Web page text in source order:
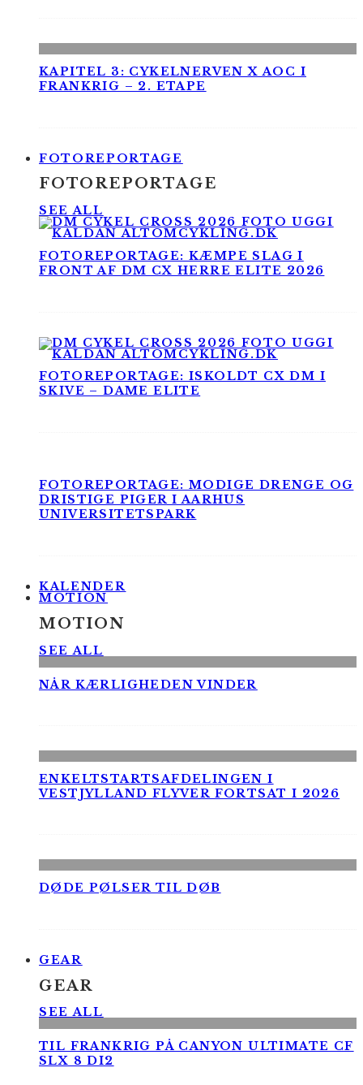
KAPITEL 3: CYKELNERVEN X AOC I
FRANKRIG – 2. ETAPE
FOTOREPORTAGE
FOTOREPORTAGE
SEE ALL
FOTOREPORTAGE: KÆMPE SLAG I
FRONT AF DM CX HERRE ELITE 2026
FOTOREPORTAGE: ISKOLDT CX DM I
SKIVE – DAME ELITE
FOTOREPORTAGE: MODIGE DRENGE OG
DRISTIGE PIGER I AARHUS
UNIVERSITETSPARK
KALENDER
MOTION
MOTION
SEE ALL
NÅR KÆRLIGHEDEN VINDER
ENKELTSTARTSAFDELINGEN I
VESTJYLLAND FLYVER FORTSAT I 2026
DØDE PØLSER TIL DØB
GEAR
GEAR
SEE ALL
TIL FRANKRIG PÅ CANYON ULTIMATE CF
SLX 8 DI2